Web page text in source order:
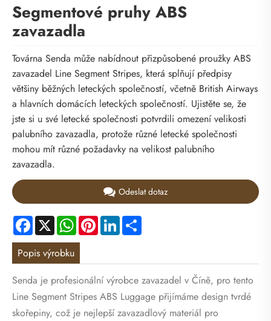
Segmentové pruhy ABS
zavazadla
Továrna Senda může nabídnout přizpůsobené proužky ABS
zavazadel Line Segment Stripes, která splňují předpisy
většiny běžných leteckých společností, včetně British Airways
a hlavních domácích leteckých společností. Ujistěte se, že
jste si u své letecké společnosti potvrdili omezení velikosti
palubního zavazadla, protože různé letecké společnosti
mohou mít různé požadavky na velikost palubního
zavazadla.
Odeslat dotaz
Facebook
X WhatsApp
PinterestLinkedIn
Popis výrobku
Senda je profesionální výrobce zavazadel v Číně, pro tento
Line Segment Stripes ABS Luggage přijímáme design tvrdé
skořepiny, což je nejlepší zavazadlový materiál pro